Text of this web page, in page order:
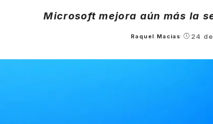
Microsoft mejora aún más la
Posted
Raquel Macias 24